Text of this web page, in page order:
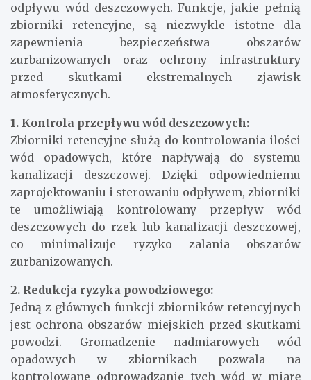
odpływu wód deszczowych. Funkcje, jakie pełnią
zbiorniki retencyjne, są niezwykle istotne dla
zapewnienia bezpieczeństwa obszarów
zurbanizowanych oraz ochrony infrastruktury
przed skutkami ekstremalnych zjawisk
atmosferycznych.
1. Kontrola przepływu wód deszczowych:
Zbiorniki retencyjne służą do kontrolowania ilości
wód opadowych, które napływają do systemu
kanalizacji deszczowej. Dzięki odpowiedniemu
zaprojektowaniu i sterowaniu odpływem, zbiorniki
te umożliwiają kontrolowany przepływ wód
deszczowych do rzek lub kanalizacji deszczowej,
co minimalizuje ryzyko zalania obszarów
zurbanizowanych.
2. Redukcja ryzyka powodziowego:
Jedną z głównych funkcji zbiorników retencyjnych
jest ochrona obszarów miejskich przed skutkami
powodzi. Gromadzenie nadmiarowych wód
opadowych w zbiornikach pozwala na
kontrolowane odprowadzanie tych wód w miarę